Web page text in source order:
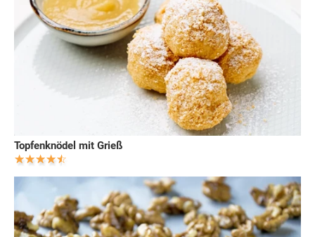
Topfenknödel mit Grieß